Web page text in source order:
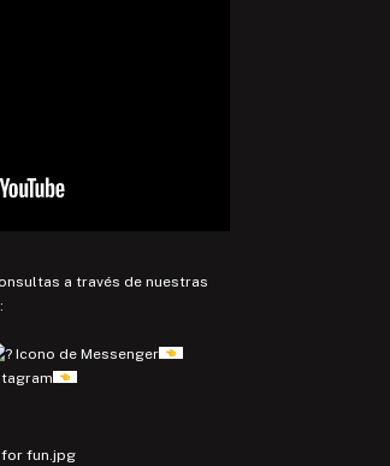
a través de nuestras